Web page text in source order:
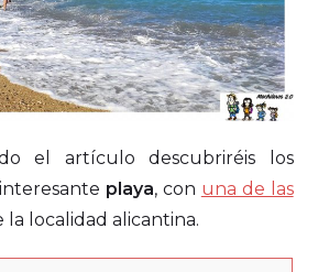
el artículo descubriréis los
playa, con una de las
la localidad alicantina.